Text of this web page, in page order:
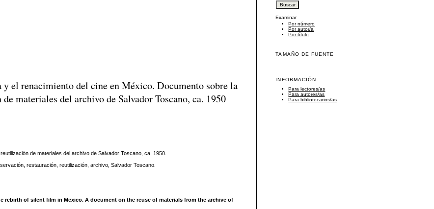
Examinar
Por número
Por autor/a
Por título
TAMAÑO DE FUENTE
INFORMACIÓN
Para lectores/as
Para autores/as
Para bibliotecarios/as
y el renacimiento del cine en México. Documento sobre la
materiales del archivo de Salvador Toscano, ca. 1950
de materiales del archivo de Salvador Toscano, ca. 1950.
restauración, reutilización, archivo, Salvador Toscano.
rebirth of silent film in Mexico. A document on the reuse of materials from the archive of